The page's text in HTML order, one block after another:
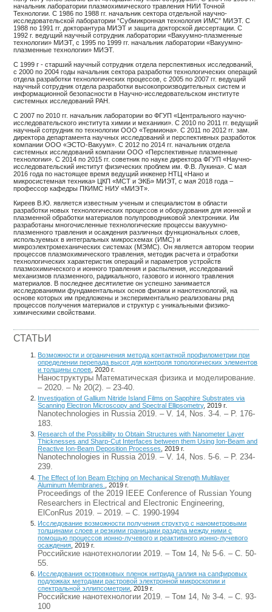
начальник лаборатории плазмохимического травления НИИ Точной
Технологии. С 1986 по 1988 гг. начальник сектора отдельной научно-
исследовательской лаборатории “Субмикронная технология ИМС” МИЭТ. С
1988 по 1991 гг. докторантура МИЭТ и защита докторской диссертации. С
1992 г. ведущий научный сотрудник лаборатории «Вакуумно-плазменные
технологии» МИЭТ, с 1995 по 1999 гг. начальник лаборатории «Вакуумно-
плазменные технологии» МИЭТ.
С 1999 г - старший научный сотрудник отдела перспективных исследований,
с 2000 по 2004 годы начальник сектора разработки технологических операций
отдела разработки технологических процессов, с 2005 по 2007 гг. ведущий
научный сотрудник отдела разработки высокопроизводительных систем и
информационной безопасности в Научно-исследовательском институте
системных исследований РАН.
С 2007 по 2010 гг. начальник лаборатории во ФГУП «Центрального научно-
исследовательского института химии и механики». С 2010 по 2011 гг. ведущий
научный сотрудник по технологии ООО «Термиона». С 2011 по 2012 гг. зам.
директора департамента научных исследований и перспективных разработок
компании ООО «ЭСТО-Вакуум». С 2012 по 2014 гг. начальник отдела
системных исследований компании ООО «Перспективные плазменные
технологии». С 2014 по 2015 гг. советник по науке директора ФГУП «Научно-
исследовательский институт физических проблем им. Ф.В. Лукина». С мая
2016 года по настоящее время ведущий инженер НТЦ «Нано и
микросистемная техника» ЦКП «МСТ и ЭКБ» МИЭТ, с мая 2018 года –
профессор кафедры ПКИМС НИУ «МИЭТ».
Киреев В.Ю. является известным ученым и специалистом в области
разработки новых технологических процессов и оборудования для ионной и
плазменной обработки материалов полупроводниковой электроники. Им
разработаны многочисленные технологические процессы вакуумно-
плазменного травления и осаждения различных функциональных слоев,
используемых в интегральных микросхемах (ИМС) и
микроэлектромеханических системах (МЭМС). Он является автором теории
процессов плазмохимического травления, методик расчета и отработки
технологических характеристик операций и параметров устройств
плазмохимического и ионного травления и распыления, исследований
механизмов плазменного, радикального, газового и ионного травления
материалов. В последнее десятилетие он успешно занимается
исследованиями фундаментальных основ физики и нанотехнологий, на
основе которых им предложены и экспериментально реализованы ряд
процессов получения материалов и структур с уникальными физико-
химическими свойствами.
СТАТЬИ
Возможности и ограничения метода контактной профилометрии при
определении перепада высот для контроля топологических элементов
и толщины слоев , 2020 г.
Наноструктуры Математическая физика и моделирование.
– 2020. – № 20(2). – 23-40.
Investigation of Gallium Nitride Island Films on Sapphire Substrates via
Scanning Electron Microscopy and Spectral Ellipsometry, 2019 г.
Nanotechnologies in Russia 2019. – V. 14, Nos. 3-4. – P. 176-
183.
Research of the Possibility to Obtain Structures with Nanometer Layer
Thicknesses and Sharp-Cut Interfaces between them Using Ion-Beam and
Reactive Ion-Beam Deposition Processes , 2019 г.
Nanotechnologies in Russia 2019. – V. 14, Nos. 5-6. – P. 234-
239.
The Effect of Ion Beam Etching on Mechanical Strength Multilayer
Aluminum Membranes.
, 2019 г.
Proceedings of the 2019 IEEE Conference of Russian Young
Researchers in Electrical and Electronic Engineering,
ElConRus 2019. – 2019. – С. 1990-1994
Исследование возможности получения структур с нанометровыми
толщинами слоев и резкими границами раздела между ними с
помощью процессов ионно-лучевого и реактивного ионно-лучевого
осаждения , 2019 г.
Российские нанотехнологии 2019. – Том 14, № 5-6. – С. 50-
55.
Исследования островковых пленок нитрида галлия на сапфировых
подложках методами растровой электронной микроскопии и
спектральной эллипсометрии , 2019 г.
Российские нанотехнологии 2019. – Том 14, № 3-4. – С. 93-
100